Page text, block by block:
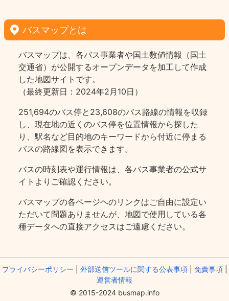
バスマップとは
バスマップは、各バス事業者や国土数値情報（国土
交通省）が公開するオープンデータを加工して作成
した地図サイトです。
（最終更新日：2024年2月10日）
251,694のバス停と23,608のバス路線の情報を収録
し、現在地の近くのバス停を位置情報から探した
り、駅名など目的地のキーワードから付近に停まる
バスの路線図を表示できます。
バスの時刻表や運行情報は、各バス事業者の公式サ
イトよりご確認ください。
バスマップの各ページヘのリンクはご自由に設定い
ただいて問題ありませんが、地図で使用している各
種データへの直接アクセスはご遠慮ください。
プライバシーポリシー 外部送信ツールに関する公表事項| 免責事項|
運営者情報
© 2015-2024 busmap.info